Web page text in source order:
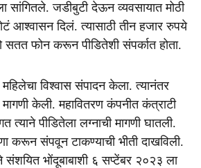
सांगितले. जडीबुटी देऊन व्यवसायात मोठी
आश्वासन दिलं. त्यासाठी तीन हजार रुपये
सतत फोन करून पीडितेशी संपर्कात होता.
विश्वास संपादन केला. त्यानंतर
केली. महावितरण कंपनीत कंत्राटी
त्याने पीडितेला लग्नाची मागणी घातली.
करून संपवून टाकण्याची भीती दाखविली.
संशयित भोंदूबाबाशी ६ सप्टेंबर २०२३ ला